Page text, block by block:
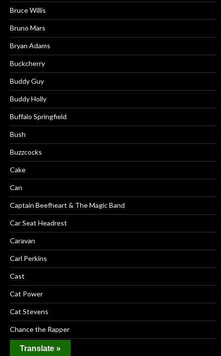
Bruce Willis
Bruno Mars
Bryan Adams
Buckcherry
Buddy Guy
Buddy Holly
Buffalo Springfield
Bush
Buzzcocks
Cake
Can
Captain Beefheart & The Magic Band
Car Seat Headrest
Caravan
Carl Perkins
Cast
Cat Power
Cat Stevens
Chance the Rapper
Cheap Girls
Translate »